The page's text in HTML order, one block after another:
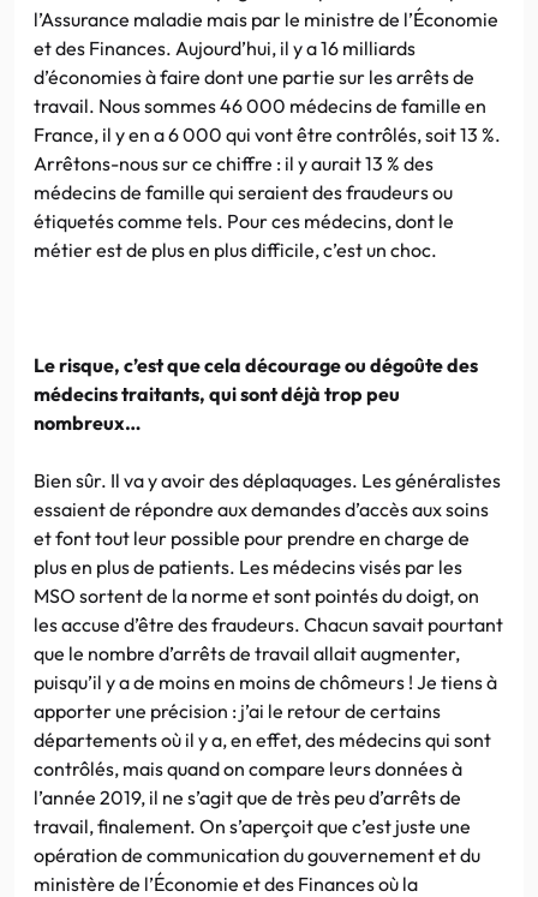
l’Assurance maladie mais par le ministre de l’Économie
et des Finances. Aujourd’hui, il y a 16 milliards
d’économies à faire dont une partie sur les arrêts de
travail. Nous sommes 46 000 médecins de famille en
France, il y en a 6 000 qui vont être contrôlés, soit 13 %.
Arrêtons-nous sur ce chiffre : il y aurait 13 % des
médecins de famille qui seraient des fraudeurs ou
étiquetés comme tels. Pour ces médecins, dont le
métier est de plus en plus difficile, c’est un choc.
Le risque, c’est que cela décourage ou dégoûte des
médecins traitants, qui sont déjà trop peu
nombreux…
Bien sûr. Il va y avoir des déplaquages. Les généralistes
essaient de répondre aux demandes d’accès aux soins
et font tout leur possible pour prendre en charge de
plus en plus de patients. Les médecins visés par les
MSO sortent de la norme et sont pointés du doigt, on
les accuse d’être des fraudeurs. Chacun savait pourtant
que le nombre d’arrêts de travail allait augmenter,
puisqu’il y a de moins en moins de chômeurs ! Je tiens à
apporter une précision : j’ai le retour de certains
départements où il y a, en effet, des médecins qui sont
contrôlés, mais quand on compare leurs données à
l’année 2019, il ne s’agit que de très peu d’arrêts de
travail, finalement. On s’aperçoit que c’est juste une
opération de communication du gouvernement et du
ministère de l’Économie et des Finances où la